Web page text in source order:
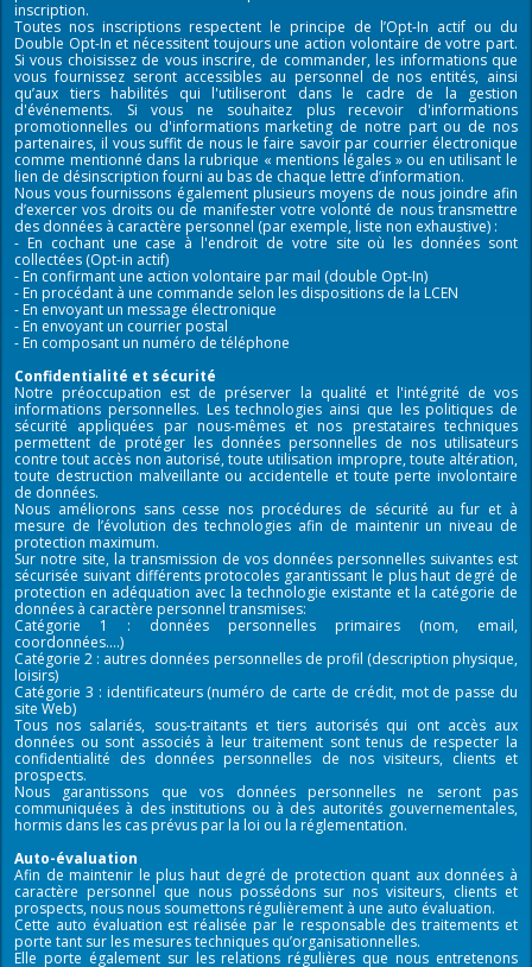
inscription.
Toutes nos inscriptions respectent le principe de l’Opt-In actif ou du
Double Opt-In et nécessitent toujours une action volontaire de votre part.
Si vous choisissez de vous inscrire, de commander, les informations que
vous fournissez seront accessibles au personnel de nos entités, ainsi
qu’aux tiers habilités qui l'utiliseront dans le cadre de la gestion
d'événements. Si vous ne souhaitez plus recevoir d'informations
promotionnelles ou d'informations marketing de notre part ou de nos
partenaires, il vous suffit de nous le faire savoir par courrier électronique
comme mentionné dans la rubrique « mentions légales » ou en utilisant le
lien de désinscription fourni au bas de chaque lettre d’information.
Nous vous fournissons également plusieurs moyens de nous joindre afin
d’exercer vos droits ou de manifester votre volonté de nous transmettre
des données à caractère personnel (par exemple, liste non exhaustive) :
- En cochant une case à l'endroit de votre site où les données sont
collectées (Opt-in actif)
- En confirmant une action volontaire par mail (double Opt-In)
- En procédant à une commande selon les dispositions de la LCEN
- En envoyant un message électronique
- En envoyant un courrier postal
- En composant un numéro de téléphone
Confidentialité et sécurité
Notre préoccupation est de préserver la qualité et l'intégrité de vos
informations personnelles. Les technologies ainsi que les politiques de
sécurité appliquées par nous-mêmes et nos prestataires techniques
permettent de protéger les données personnelles de nos utilisateurs
contre tout accès non autorisé, toute utilisation impropre, toute altération,
toute destruction malveillante ou accidentelle et toute perte involontaire
de données.
Nous améliorons sans cesse nos procédures de sécurité au fur et à
mesure de l’évolution des technologies afin de maintenir un niveau de
protection maximum.
Sur notre site, la transmission de vos données personnelles suivantes est
sécurisée suivant différents protocoles garantissant le plus haut degré de
protection en adéquation avec la technologie existante et la catégorie de
données à caractère personnel transmises:
Catégorie 1 : données personnelles primaires (nom, email,
coordonnées….)
Catégorie 2 : autres données personnelles de profil (description physique,
loisirs)
Catégorie 3 : identificateurs (numéro de carte de crédit, mot de passe du
site Web)
Tous nos salariés, sous-traitants et tiers autorisés qui ont accès aux
données ou sont associés à leur traitement sont tenus de respecter la
confidentialité des données personnelles de nos visiteurs, clients et
prospects.
Nous garantissons que vos données personnelles ne seront pas
communiquées à des institutions ou à des autorités gouvernementales,
hormis dans les cas prévus par la loi ou la réglementation.
Auto-évaluation
Afin de maintenir le plus haut degré de protection quant aux données à
caractère personnel que nous possédons sur nos visiteurs, clients et
prospects, nous nous soumettons régulièrement à une auto évaluation.
Cette auto évaluation est réalisée par le responsable des traitements et
porte tant sur les mesures techniques qu’organisationnelles.
Elle porte également sur les relations régulières que nous entretenons